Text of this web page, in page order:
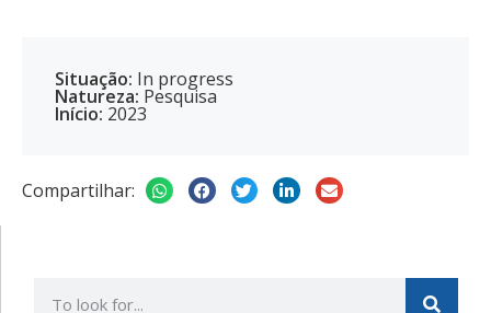
Situação: In progress
Natureza: Pesquisa
Início: 2023
Compartilhar: